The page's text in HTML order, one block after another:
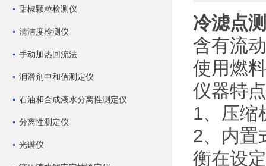
甜椒颗粒检测仪
清洁度检测仪
手动加热回流法
润滑剂中和值测定仪
石油和合成液水分离性测定仪
分离性测定仪
光谱仪
冷滤点
含有流
使用燃
仪器特点
1、压缩
2、内置
衡在设